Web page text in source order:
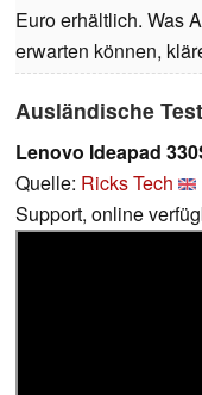
Euro erhältlich. Was
erwarten können,
Ausländische
Lenovo Ideapad
Quelle: Ricks Tech
Support, online